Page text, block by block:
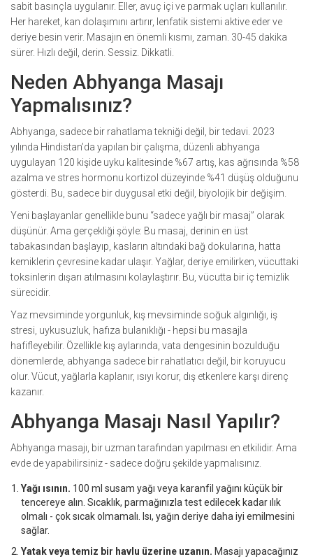
sabit basınçla uygulanır. Eller, avuç içi ve parmak uçları kullanılır.
Her hareket, kan dolaşımını artırır, lenfatik sistemi aktive eder ve
deriye besin verir. Masajın en önemli kısmı, zaman. 30-45 dakika
sürer. Hızlı değil, derin. Sessiz. Dikkatli.
Neden Abhyanga Masajı
Yapmalısınız?
Abhyanga, sadece bir rahatlama tekniği değil, bir tedavi. 2023
yılında Hindistan’da yapılan bir çalışma, düzenli abhyanga
uygulayan 120 kişide uyku kalitesinde %67 artış, kas ağrısında %58
azalma ve stres hormonu kortizol düzeyinde %41 düşüş olduğunu
gösterdi. Bu, sadece bir duygusal etki değil, biyolojik bir değişim.
Yeni başlayanlar genellikle bunu “sadece yağlı bir masaj” olarak
düşünür. Ama gerçekliği şöyle: Bu masaj, derinin en üst
tabakasından başlayıp, kasların altındaki bağ dokularına, hatta
kemiklerin çevresine kadar ulaşır. Yağlar, deriye emilirken, vücuttaki
toksinlerin dışarı atılmasını kolaylaştırır. Bu, vücutta bir iç temizlik
sürecidir.
Yaz mevsiminde yorgunluk, kış mevsiminde soğuk algınlığı, iş
stresi, uykusuzluk, hafıza bulanıklığı - hepsi bu masajla
hafifleyebilir. Özellikle kış aylarında, vata dengesinin bozulduğu
dönemlerde, abhyanga sadece bir rahatlatıcı değil, bir koruyucu
olur. Vücut, yağlarla kaplanır, ısıyı korur, dış etkenlere karşı direnç
kazanır.
Abhyanga Masajı Nasıl Yapılır?
Abhyanga masajı, bir uzman tarafından yapılması en etkilidir. Ama
evde de yapabilirsiniz - sadece doğru şekilde yapmalısınız.
Yağı ısının. 100 ml susam yağı veya karanfil yağını küçük bir
tencereye alın. Sıcaklık, parmağınızla test edilecek kadar ılık
olmalı - çok sıcak olmamalı. Isı, yağın deriye daha iyi emilmesini
sağlar.
Yatak veya temiz bir havlu üzerine uzanın. Masajı yapacağınız